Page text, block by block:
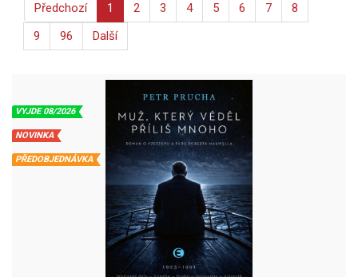
Předchozí 1 2 3 4 5 6 7
8
9
96 Další
VYJDE 08/2026
NOVINKA
PŘEDOBJEDNÁVKA